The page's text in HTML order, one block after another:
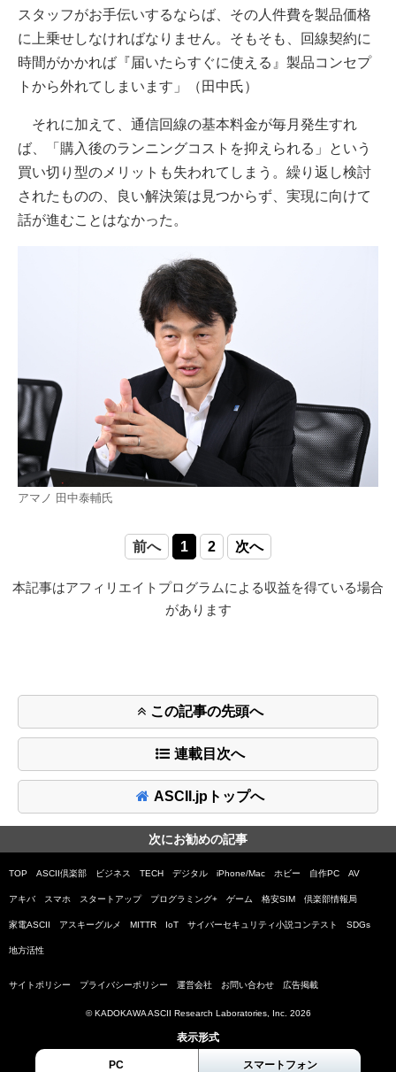
スタッフがお手伝いするならば、その人件費を製品価格
に上乗せしなければなりません。そもそも、回線契約に
時間がかかれば『届いたらすぐに使える』製品コンセプ
トから外れてしまいます」（田中氏）
それに加えて、通信回線の基本料金が毎月発生すれ
ば、「購入後のランニングコストを抑えられる」という
買い切り型のメリットも失われてしまう。繰り返し検討
されたものの、良い解決策は見つからず、実現に向けて
話が進むことはなかった。
アマノ 田中泰輔氏
前へ 1 2 次へ
本記事はアフィリエイトプログラムによる収益を得ている場合
があります
この記事の先頭へ
連載目次へ
ASCII.jpトップへ
次にお勧めの記事
TOP ASCII倶楽部 ビジネス TECH デジタル iPhone/Mac ホビー 自作PC AV
アキバ スマホ スタートアップ プログラミング+ ゲーム 格安SIM 倶楽部情報局
家電ASCII アスキーグルメ MITTR IoT サイバーセキュリティ小説コンテスト SDGs
地方活性
サイトポリシー プライバシーポリシー 運営会社 お問い合わせ 広告掲載
© KADOKAWA ASCII Research Laboratories, Inc. 2026
表示形式
PC スマートフォン